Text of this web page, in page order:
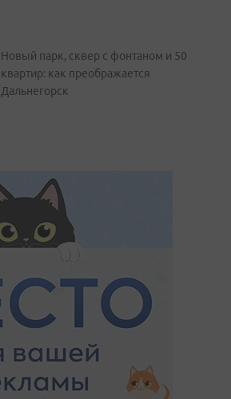
Новый парк, сквер с фонтаном и 50
квартир: как преображается
Дальнегорск